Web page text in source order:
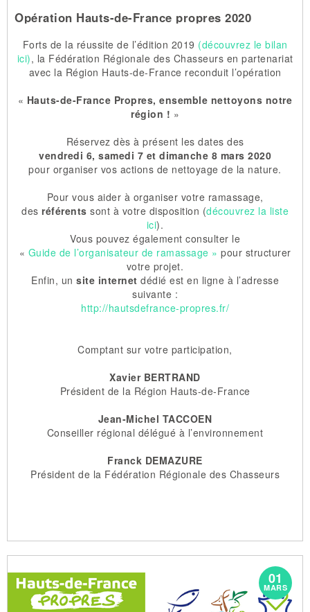
Opération Hauts-de-France propres 2020
Forts de la réussite de l’édition 2019 (découvrez le bilan
ici), la Fédération Régionale des Chasseurs en partenariat
avec la Région Hauts-de-France reconduit l’opération
« Hauts-de-France Propres, ensemble nettoyons notre
région ! »
Réservez dès à présent les dates des
vendredi 6, samedi 7 et dimanche 8 mars 2020
pour organiser vos actions de nettoyage de la nature.
Pour vous aider à organiser votre ramassage,
des référents sont à votre disposition (découvrez la liste
ici).
Vous pouvez également consulter le
« Guide de l’organisateur de ramassage » pour structurer
votre projet.
Enfin, un site internet dédié est en ligne à l’adresse
suivante :
http://hautsdefrance-propres.fr/
Comptant sur votre participation,
Xavier BERTRAND
Président de la Région Hauts-de-France
Jean-Michel TACCOEN
Conseiller régional délégué à l’environnement
Franck DEMAZURE
Président de la Fédération Régionale des Chasseurs
01
MARS